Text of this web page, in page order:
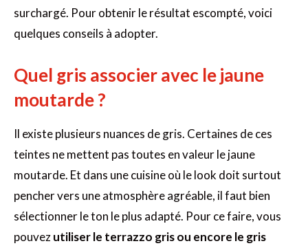
surchargé. Pour obtenir le résultat escompté, voici
quelques conseils à adopter.
Quel gris associer avec le jaune
moutarde ?
Il existe plusieurs nuances de gris. Certaines de ces
teintes ne mettent pas toutes en valeur le jaune
moutarde. Et dans une cuisine où le look doit surtout
pencher vers une atmosphère agréable, il faut bien
sélectionner le ton le plus adapté. Pour ce faire, vous
pouvezutiliser le terrazzo gris ou encore le gris